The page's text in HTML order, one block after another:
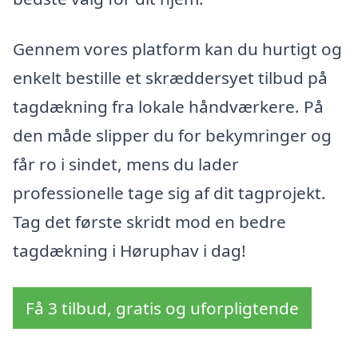
Gennem vores platform kan du hurtigt og
enkelt bestille et skræddersyet tilbud på
tagdækning fra lokale håndværkere. På
den måde slipper du for bekymringer og
får ro i sindet, mens du lader
professionelle tage sig af dit tagprojekt.
Tag det første skridt mod en bedre
tagdækning i Høruphav i dag!
Få 3 tilbud, gratis og uforpligtende